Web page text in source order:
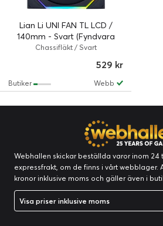
Lian Li UNI FAN TL LCD /
140mm - Svart (Fyndvara
klass 1)
Chassifläkt / Svart
529 kr
Webb
Butiker
Webhallen skickar beställda varor inom 24
expressfrakt, om de finns i vårt webblager.
kronor inklusive moms och gäller även i
Visa priser inklusive moms